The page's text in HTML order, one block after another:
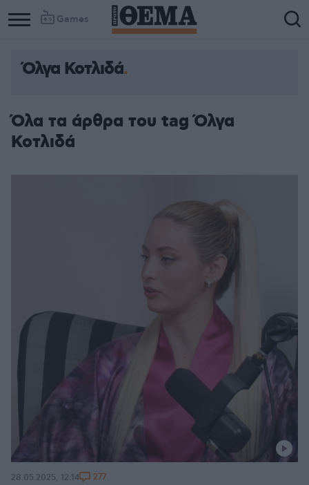
Games
Column
Column
Όλγα Κοτλιδά
Όλα τα άρθρα του tag Όλγα
Κοτλιδά
28.05.2025, 12:14 277